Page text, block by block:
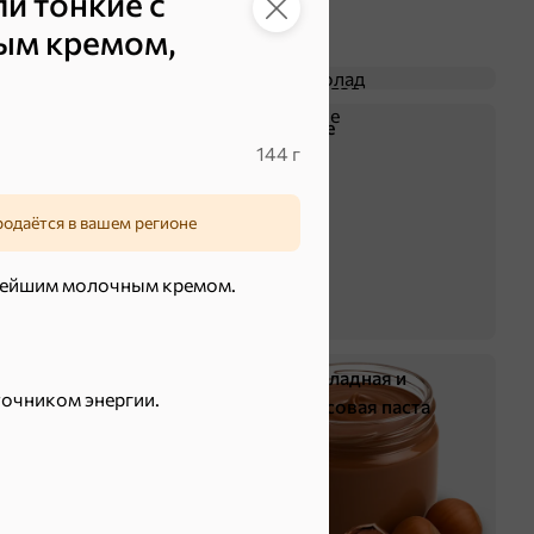
кремом,
144 г
в вашем регионе
молочным кремом.
энергии.
Шоколад
Драже
Шоколадная и
арахисовая паста